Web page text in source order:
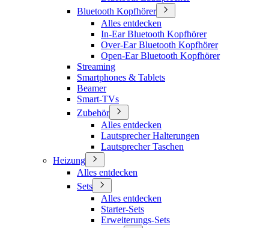
Bluetooth Kopfhörer
Alles entdecken
In-Ear Bluetooth Kopfhörer
Over-Ear Bluetooth Kopfhörer
Open-Ear Bluetooth Kopfhörer
Streaming
Smartphones & Tablets
Beamer
Smart-TVs
Zubehör
Alles entdecken
Lautsprecher Halterungen
Lautsprecher Taschen
Heizung
Alles entdecken
Sets
Alles entdecken
Starter-Sets
Erweiterungs-Sets